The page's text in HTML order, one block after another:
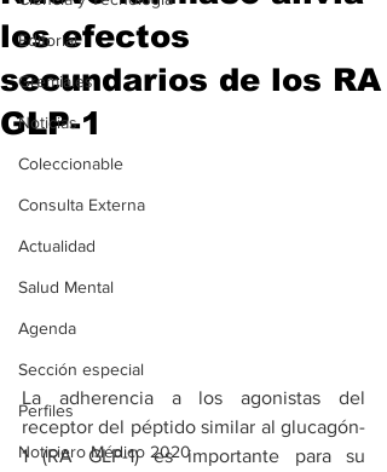
Editorial
Gremiales
Noticias
Coleccionable
Consulta Externa
Actualidad
Salud Mental
Agenda
Sección especial
Perfiles
Noticiero Médico 2020
los efectos
secundarios de los RA
GLP-1
La adherencia a los agonistas del
receptor del péptido similar al glucagón-
1 (RA GLP-1) es importante para su